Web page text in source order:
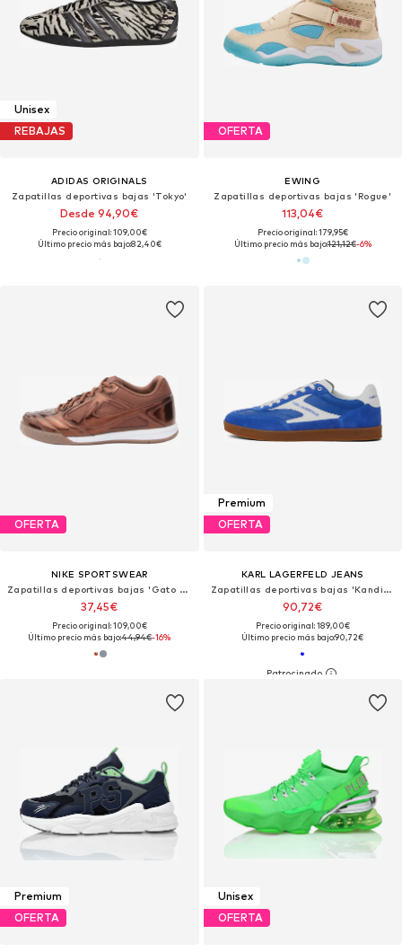
Unisex
REBAJAS
ADIDAS ORIGINALS
Zapatillas deportivas bajas 'Tokyo'
Desde 94,90€
Precio original: 109,00€
Último precio más bajo:82,40€
OFERTA
EWING
Zapatillas deportivas bajas 'Rogue'
113,04€
Precio original: 179,95€
Último precio más bajo:121,12€-6%
OFERTA
NIKE SPORTSWEAR
Zapatillas deportivas bajas 'Gato LV8'
37,45€
Precio original: 109,00€
Último precio más bajo:44,94€-16%
Premium
OFERTA
KARL LAGERFELD JEANS
Zapatillas deportivas bajas 'Kandidate'
90,72€
Precio original: 189,00€
Último precio más bajo:90,72€
Premium
OFERTA
Unisex
OFERTA